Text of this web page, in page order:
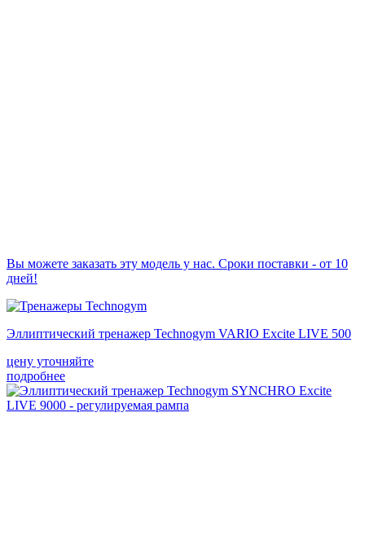
Вы можете заказать эту модель у нас. Сроки поставки - от 10
дней!
Эллиптический тренажер Technogym VARIO Excite LIVE 500
цену уточняйте
подробнее